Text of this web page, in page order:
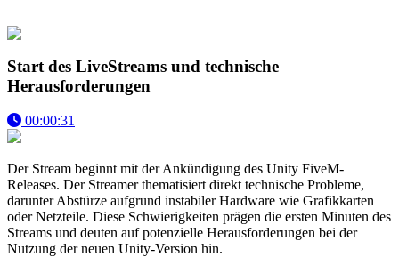
Start des LiveStreams und technische
Herausforderungen
00:00:31
Der Stream beginnt mit der Ankündigung des Unity FiveM-
Releases. Der Streamer thematisiert direkt technische Probleme,
darunter Abstürze aufgrund instabiler Hardware wie Grafikkarten
oder Netzteile. Diese Schwierigkeiten prägen die ersten Minuten des
Streams und deuten auf potenzielle Herausforderungen bei der
Nutzung der neuen Unity-Version hin.